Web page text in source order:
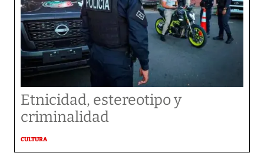
Etnicidad, estereotipo y
criminalidad
CULTURA